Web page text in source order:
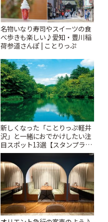
名物いなり寿司やスイーツの食
べ歩きも楽しい♪愛知・豊川稲
荷参道さんぽ | ことりっぷ
新しくなった「ことりっぷ軽井
沢」と一緒におでかけしたい注
目スポット13選【スタンプラリ
ー開催中】 | ことりっぷ